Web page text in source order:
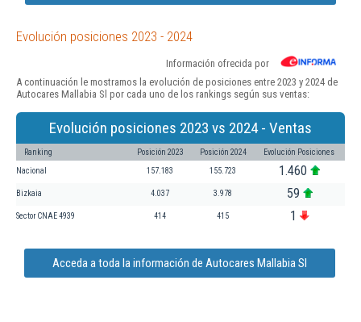
Evolución posiciones 2023 - 2024
Información ofrecida por
A continuación le mostramos la evolución de posiciones entre 2023 y 2024 de
Autocares Mallabia Sl por cada uno de los rankings según sus ventas:
Evolución posiciones 2023 vs 2024 - Ventas
Ranking Posición 2023 Posición 2024 Evolución Posiciones
Nacional 157.183 155.723 1.460
Bizkaia 4.037 3.978 59
Sector CNAE 4939 414 415 1
Acceda a toda la información de Autocares Mallabia Sl